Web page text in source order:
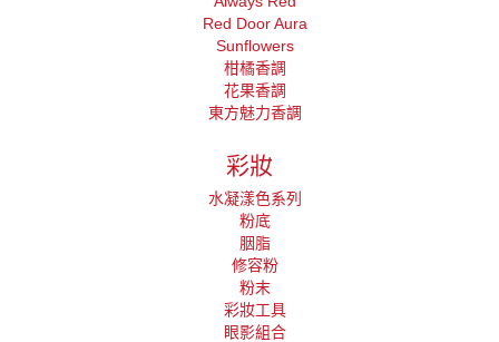
Red Door Aura
Sunflowers
柑橘香調
花果香調
東方魅力香調
彩妝
水凝漾色系列
粉底
胭脂
修容粉
粉末
彩妝工具
眼影組合